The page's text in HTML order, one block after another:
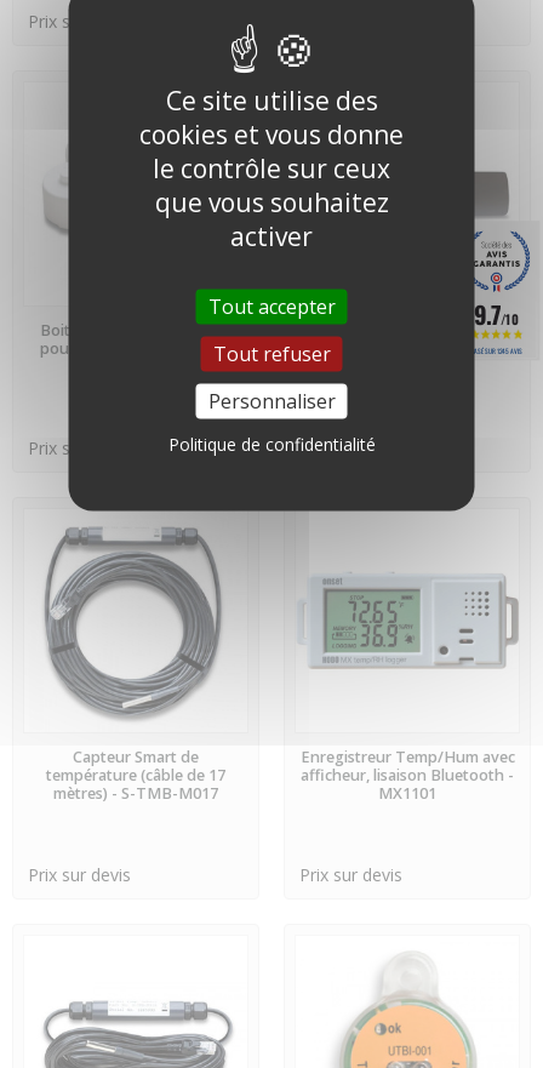
Prix sur devis
Boitier de protection blanc
pour Hobo Tidbit - BOOT-
Prix sur devis
Protection pour Hobo Water
Temp Pro v2 - BOOT-BLK
Prix sur devis
PRÉCOMMANDE
Capteur Smart de
température (câble de 17
mètres) - S-TMB-M017
Prix sur devis
PRÉCOMMANDE
Enregistreur Temp/Hum avec
afficheur, lisaison Bluetooth -
MX1101
Prix sur devis
9.7/10
BASÉ SUR 1245 AVIS
Ce site utilise des
cookies et vous donne
le contrôle sur ceux
que vous souhaitez
activer
Tout accepter
Tout refuser
Personnaliser
Politique de confidentialité